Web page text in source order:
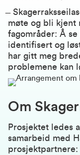
møte og bli kjent
fagområder: Å
identifisert og
har gitt meg
problemene kan
Om
Prosjektet ledes
samarbeid med